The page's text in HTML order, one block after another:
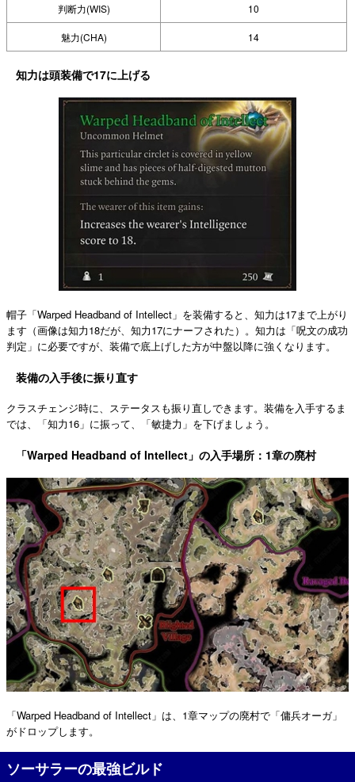
判断力(WIS) 10
魅力(CHA) 14
知力は頭装備で17に上げる
帽子「Warped Headband of Intellect」を装備すると、知力は17まで上がり
ます（画像は知力18だが、知力17にナーフされた）。知力は「呪文の成功
判定」に必要ですが、装備で底上げした方が中盤以降に強くなります。
装備の入手後に振り直す
クラスチェンジ時に、ステータスも振り直しできます。装備を入手するま
では、「知力16」に振って、「敏捷力」を下げましょう。
「Warped Headband of Intellect」の入手場所：1章の廃村
「Warped Headband of Intellect」は、1章マップの廃村で「傭兵オーガ」
がドロップします。
ソーサラーの最強ビルド